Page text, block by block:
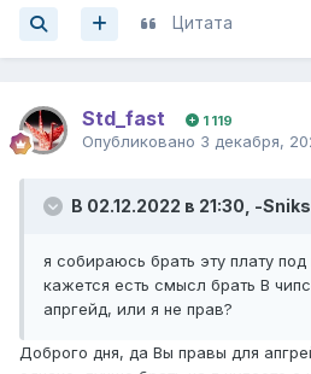
Цитата
Std_fast 1 119
Опубликовано 3 декабря,
В 02.12.2022 в 21:30, -Sniks
я собираюсь брать эту плату под
кажется есть смысл брать B
апргейд, или я не прав?
Доброго дня, да Вы правы для